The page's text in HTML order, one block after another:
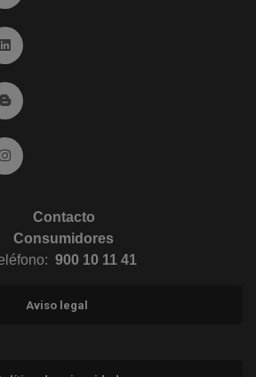
Ir a Linkedin (abre en ventana nueva)
Ir al Blog (abre en ventana nueva)
Ir a Instagram (abre en ventana nueva)
Contacto
Consumidores
900 10 11 41
Aviso legal